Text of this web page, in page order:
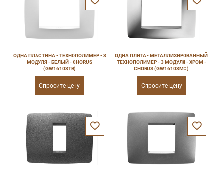
ОДНА ПЛАСТИНА - ТЕХНОПОЛИМЕР - 3
МОДУЛЯ - БЕЛЫЙ - CHORUS
(GW16103TB)
Спросите цену
ОДНА ПЛИТА - МЕТАЛЛИЗИРОВАННЫЙ
ТЕХНОПОЛИМЕР - 3 МОДУЛЯ - ХРОМ -
CHORUS (GW16103MC)
Спросите цену